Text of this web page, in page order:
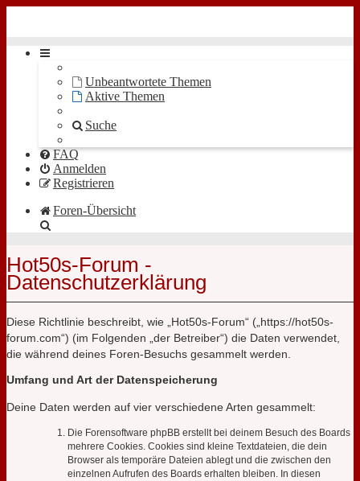
Unbeantwortete Themen
Aktive Themen
Suche
FAQ
Anmelden
Registrieren
Foren-Übersicht
Hot50s-Forum -
Datenschutzerklärung
Diese Richtlinie beschreibt, wie „Hot50s-Forum“ („https://hot50s-
forum.com“) (im Folgenden „der Betreiber“) die Daten verwendet,
die während deines Foren-Besuchs gesammelt werden.
Umfang und Art der Datenspeicherung
Deine Daten werden auf vier verschiedene Arten gesammelt:
Die Forensoftware phpBB erstellt bei deinem Besuch des Boards
mehrere Cookies. Cookies sind kleine Textdateien, die dein
Browser als temporäre Dateien ablegt und die zwischen den
einzelnen Aufrufen des Boards erhalten bleiben. In diesen